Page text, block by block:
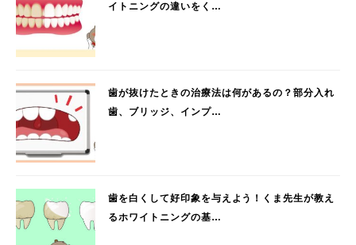
イトニングの違いをく…
歯が抜けたときの治療法は何があるの？部分入れ
歯、ブリッジ、インプ…
歯を白くして好印象を与えよう！くま先生が教え
るホワイトニングの基…